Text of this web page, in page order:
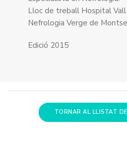
Lloc de treball Hospital
Nefrologia Verge de
Edició 2015
TORNAR AL LLISTAT